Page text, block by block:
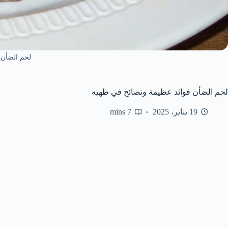
لحم الضأن
لحم الضأن فوائد عظيمة ونصائح في طهيه
19 يناير، 2025 7 mins